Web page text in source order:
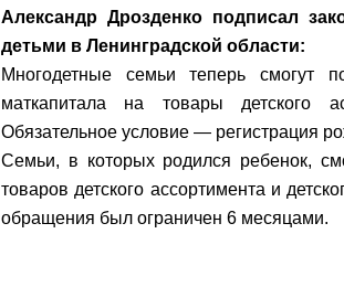
Александр Дрозденко подписал
детьми в Ленинградской области:
Многодетные семьи теперь смогут
маткапитала на товары детского
Обязательное условие — регистрация
Семьи, в которых родился ребенок,
товаров детского ассортимента и
обращения был ограничен 6 месяцами.